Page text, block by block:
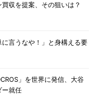
買収を提案、その狙いは？
言うなや！」と身構える要
」を世界に発信、大谷
ー就任